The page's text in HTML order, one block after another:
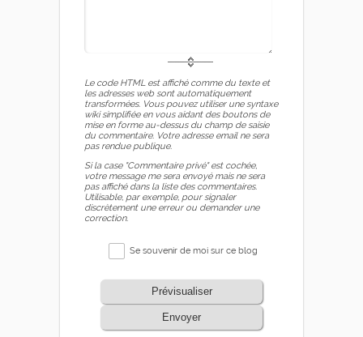
Le code HTML est affiché comme du texte et
les adresses web sont automatiquement
transformées. Vous pouvez utiliser une syntaxe
wiki simplifiée en vous aidant des boutons de
mise en forme au-dessus du champ de saisie
du commentaire. Votre adresse email ne sera
pas rendue publique.
Si la case "Commentaire privé" est cochée,
votre message me sera envoyé mais ne sera
pas affiché dans la liste des commentaires.
Utilisable, par exemple, pour signaler
discrètement une erreur ou demander une
correction.
Se souvenir de moi sur ce blog
Prévisualiser
Envoyer